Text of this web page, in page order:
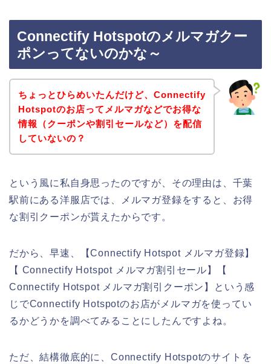
Connectify Hotspotのメルマガクー
ポンってないのかな～
ちょっとひらめいたんだけど、Connectify
Hotspotのお店ってメルマガなどでお得な
情報（クーポンや割引セールなど）を配信
していないの？
という風に私自身思ったのですが、その理由は、千葉
駅前にある洋服店では、メルマガ登録をすると、お得
な割引クーポンが貰えたからです。
だから、早速、【Connectify Hotspot メルマガ登録】
【 Connectify Hotspot メルマガ割引セール】【
Connectify Hotspot メルマガ割引クーポン】という感
じでConnectify Hotspotのお店がメルマガを使ってい
るかどうかを調べてみることにしたんですよね。
ただ、結構徹底的に、Connectify Hotspotのサイトを